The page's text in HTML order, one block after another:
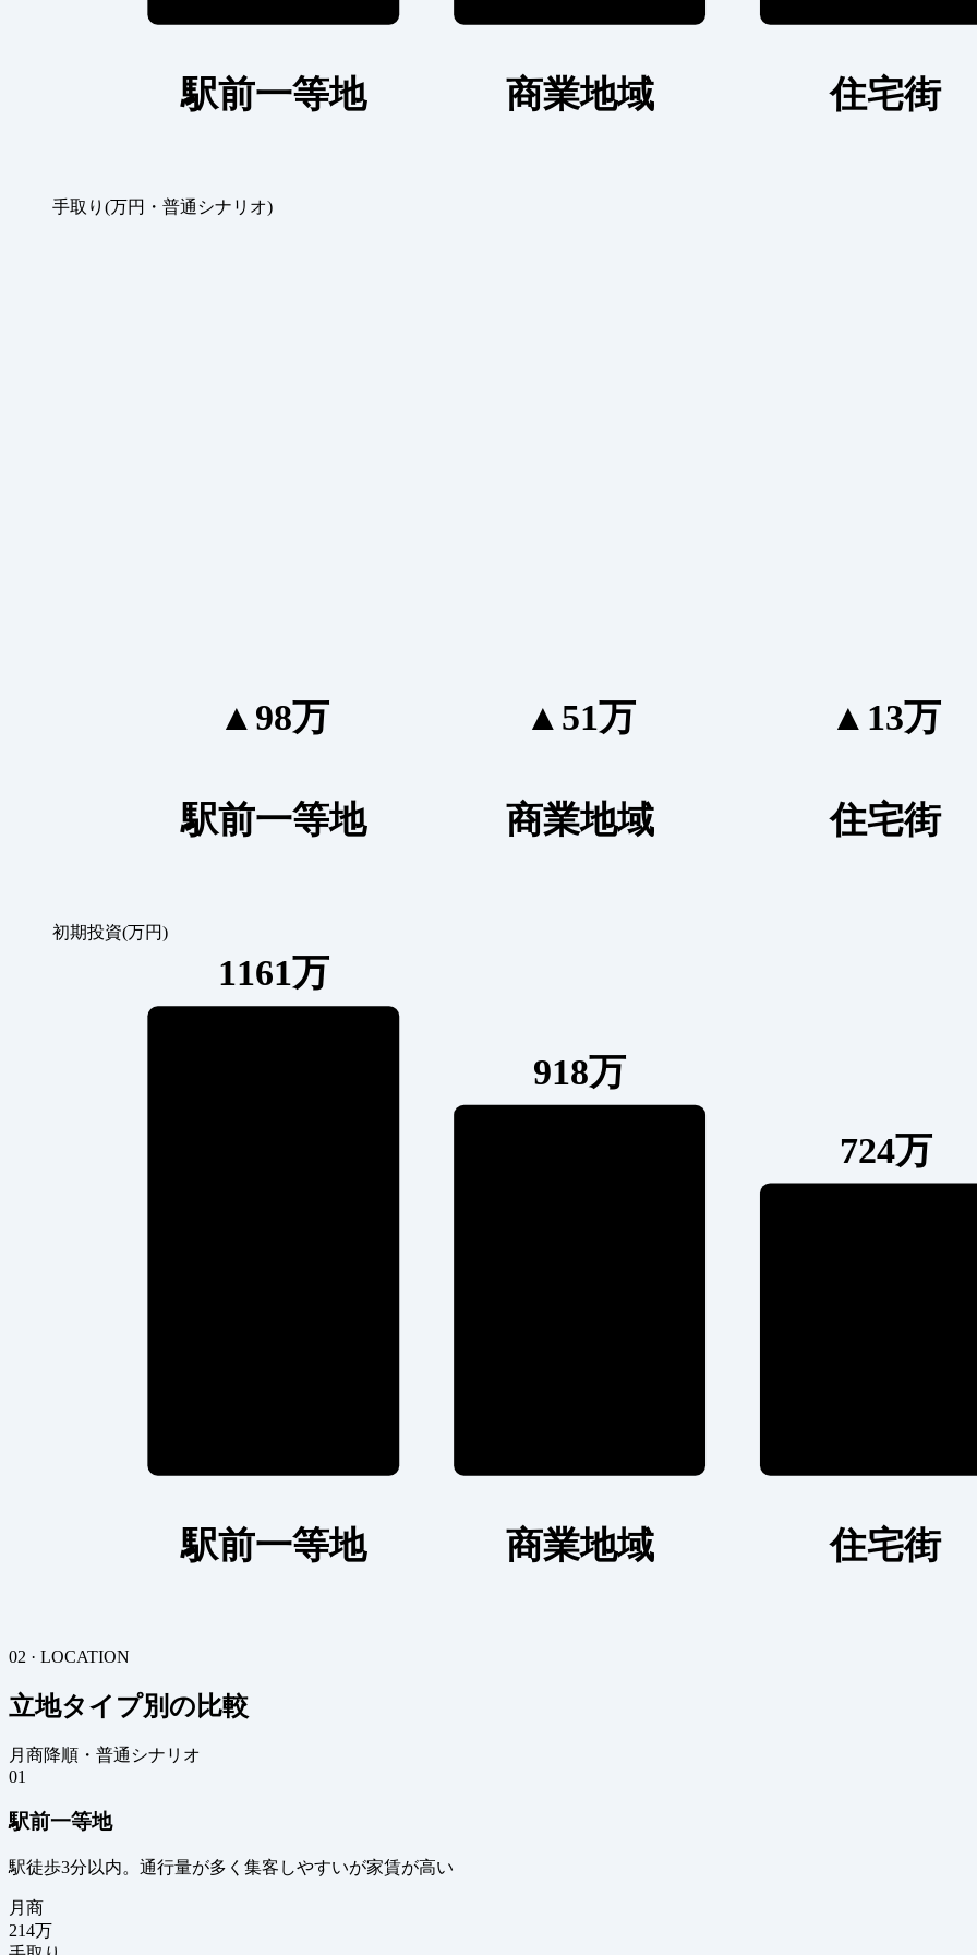
駅前一等地 商業地域 住宅街
手取り(万円・普通シナリオ)
▲98万
駅前一等地
▲51万
商業地域
▲13万
住宅街
初期投資(万円)
1161万
駅前一等地
918万
商業地域
724万
住宅街
02 · LOCATION
立地タイプ別の比較
月商降順・普通シナリオ
01
駅前一等地
駅徒歩3分以内。通行量が多く集客しやすいが家賃が高い
月商
214万